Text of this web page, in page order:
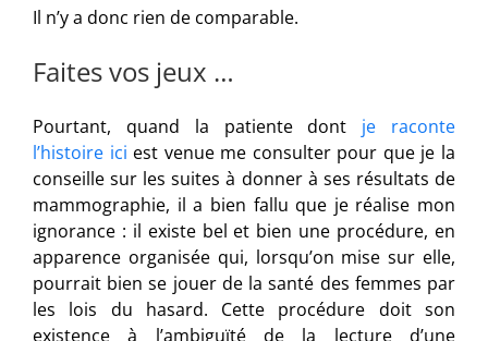
Il n’y a donc rien de comparable.
Faites vos jeux …
Pourtant, quand la patiente dont je raconte
l’histoire ici est venue me consulter pour que je la
conseille sur les suites à donner à ses résultats de
mammographie, il a bien fallu que je réalise mon
ignorance : il existe bel et bien une procédure, en
apparence organisée qui, lorsqu’on mise sur elle,
pourrait bien se jouer de la santé des femmes par
les lois du hasard. Cette procédure doit son
existence à l’ambiguïté de la lecture d’une